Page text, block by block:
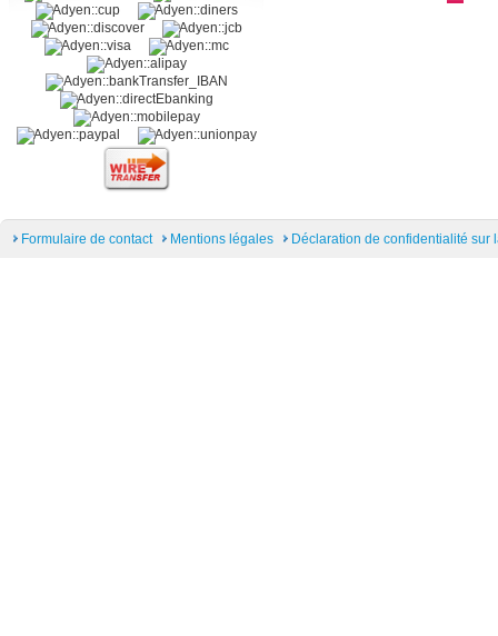
Formulaire de contact Mentions légales Déclaration de confidentialité sur